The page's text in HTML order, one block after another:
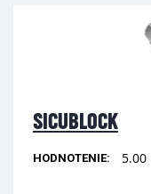
SICUBLOCK
HODNOTENIE: 5.00